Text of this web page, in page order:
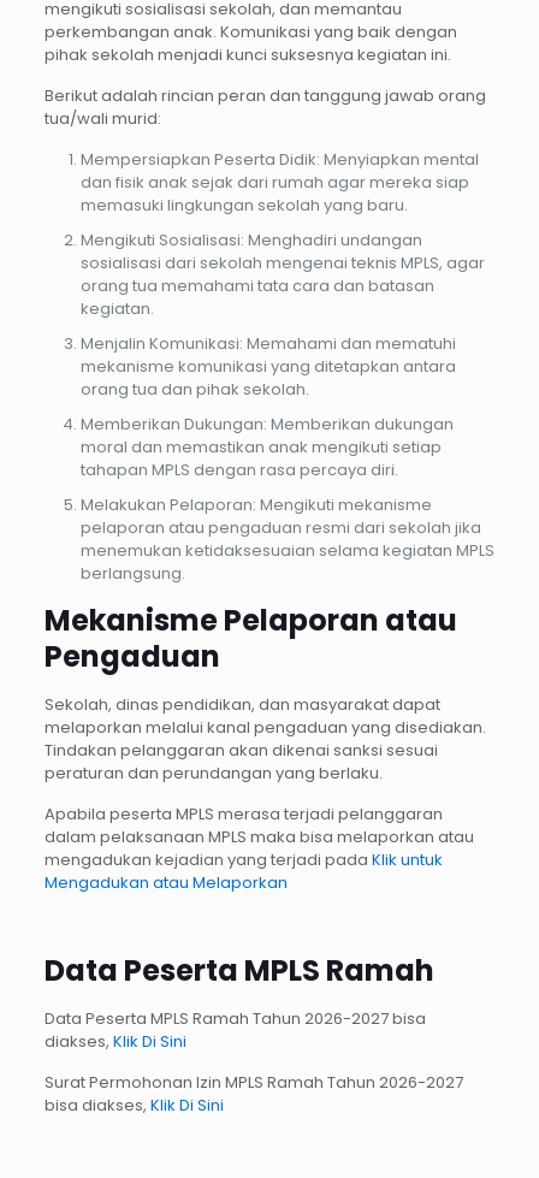
mengikuti sosialisasi sekolah, dan memantau
perkembangan anak. Komunikasi yang baik dengan
pihak sekolah menjadi kunci suksesnya kegiatan ini.
Berikut adalah rincian peran dan tanggung jawab orang
tua/wali murid:
Mempersiapkan Peserta Didik: Menyiapkan mental
dan fisik anak sejak dari rumah agar mereka siap
memasuki lingkungan sekolah yang baru.
Mengikuti Sosialisasi: Menghadiri undangan
sosialisasi dari sekolah mengenai teknis MPLS, agar
orang tua memahami tata cara dan batasan
kegiatan.
Menjalin Komunikasi: Memahami dan mematuhi
mekanisme komunikasi yang ditetapkan antara
orang tua dan pihak sekolah.
Memberikan Dukungan: Memberikan dukungan
moral dan memastikan anak mengikuti setiap
tahapan MPLS dengan rasa percaya diri.
Melakukan Pelaporan: Mengikuti mekanisme
pelaporan atau pengaduan resmi dari sekolah jika
menemukan ketidaksesuaian selama kegiatan MPLS
berlangsung.
Mekanisme Pelaporan atau
Pengaduan
Sekolah, dinas pendidikan, dan masyarakat dapat
melaporkan melalui kanal pengaduan yang disediakan.
Tindakan pelanggaran akan dikenai sanksi sesuai
peraturan dan perundangan yang berlaku.
Apabila peserta MPLS merasa terjadi pelanggaran
dalam pelaksanaan MPLS maka bisa melaporkan atau
mengadukan kejadian yang terjadi pada Klik untuk
Mengadukan atau Melaporkan
Data Peserta MPLS Ramah
Data Peserta MPLS Ramah Tahun 2026-2027 bisa
diakses, Klik Di Sini
Surat Permohonan Izin MPLS Ramah Tahun 2026-2027
bisa diakses, Klik Di Sini